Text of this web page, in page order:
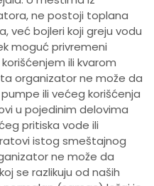
ne postoji toplana
već bojleri koji greju vodu
moguć privremeni
ili kvarom
organizator ne može da
ili većeg korišćenja
u pojedinim delovima
pritiska vode ili
istog smeštajnog
ne može da
se razlikuju od naših